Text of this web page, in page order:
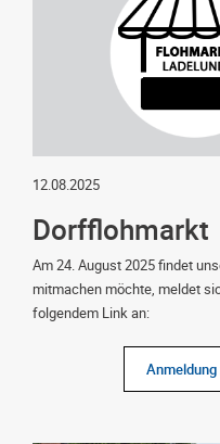
12.08.2025
Dorfflohmarkt
Am 24. August 2025 findet
mitmachen möchte, meldet
folgendem Link an: